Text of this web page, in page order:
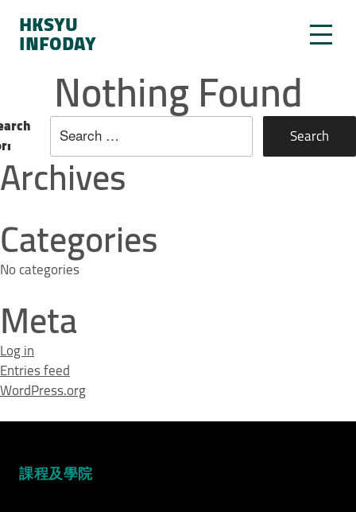
HKSYU
INFODAY
Nothing Found
Archives
Categories
No categories
Meta
Log in
Entries feed
WordPress.org
課程及學院